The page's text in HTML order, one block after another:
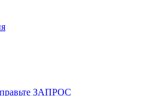
ЗАПРОС